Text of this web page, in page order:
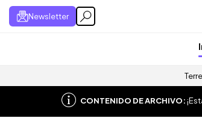
Newsletter
CONTENIDO DE ARCHIVO: